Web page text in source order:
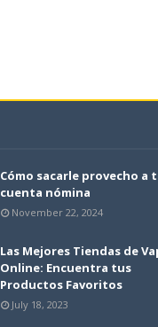
Cómo sacarle provecho a
cuenta nómina
November 22, 2024
Las Mejores Tiendas de
Online: Encuentra tus
Productos Favoritos
July 18, 2023